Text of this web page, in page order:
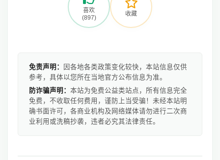
喜欢
(897)
收藏
免责声明：
因各地各类政策变化较快，本站信息仅供
参考，具体以您所在当地官方公布信息为准。
防诈骗声明： 本站为免费公益类站点，所有信息完全
免费，不收取任何费用，谨防上当受骗！未经本站明
确书面许可，各商业机构及网络媒体请勿进行二次商
业利用或洗稿抄袭，违者必究其法律责任。